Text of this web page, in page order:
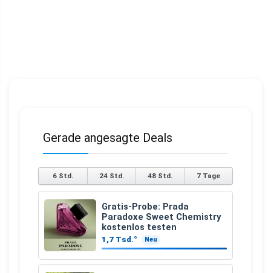
Gerade angesagte Deals
6 Std. 24 Std. 48 Std. 7 Tage
Gratis-Probe: Prada
Paradoxe Sweet Chemistry
kostenlos testen
1,7 Tsd.° Neu